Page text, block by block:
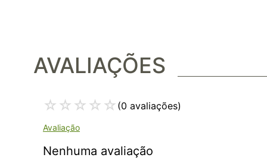
AVALIAÇÕES
☆ ☆ ☆ ☆ ☆ (0 avaliações)
Nenhuma avaliação